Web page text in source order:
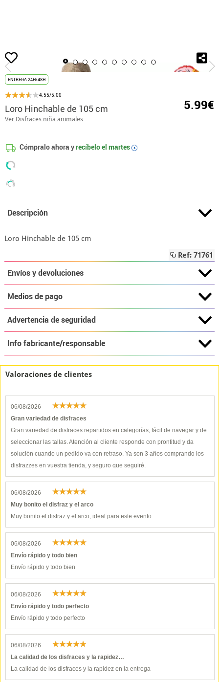
Inicio Loro Hinchable de 105 cm
ENTREGA 24H/48H
4.55/5.00
Loro Hinchable de 105 cm
Ver Disfraces niña animales
5.99€
Cómpralo ahora yrecíbelo el martes i
Descripción
Loro Hinchable de 105 cm
Ref: 71761
Envíos y devoluciones
Medios de pago
Advertencia de seguridad
Info fabricante/responsable
Valoraciones de clientes
06/08/2026
Gran variedad de disfraces
Gran variedad de disfraces repartidos en categorías, fácil de navegar y de
seleccionar las tallas. Atención al cliente responde con prontitud y da
solución cuando un pedido va con retraso. Ya son 3 años comprando los
disfrazzes en vuestra tienda, y seguro que seguiré.
06/08/2026
Muy bonito el disfraz y el arco
Muy bonito el disfraz y el arco, ideal para este evento
06/08/2026
Envío rápido y todo bien
Envío rápido y todo bien
06/08/2026
Envío rápido y todo perfecto
Envío rápido y todo perfecto
06/08/2026
La calidad de los disfraces y la rapidez…
La calidad de los disfraces y la rapidez en la entrega